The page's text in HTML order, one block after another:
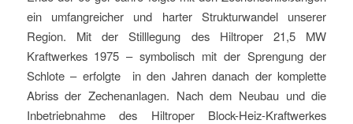
ein umfangreicher und harter Strukturwandel unserer
Region. Mit der Stilllegung des Hiltroper 21,5 MW
Kraftwerkes 1975 – symbolisch mit der Sprengung der
Schlote – erfolgte in den Jahren danach der komplette
Abriss der Zechenanlagen. Nach dem Neubau und die
Inbetriebnahme des Hiltroper Block-Heiz-Kraftwerkes